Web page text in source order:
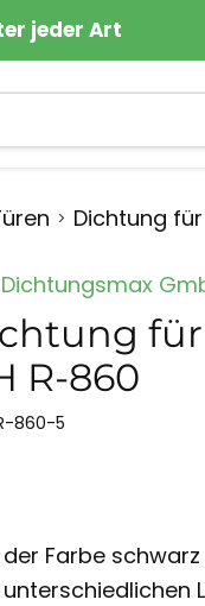
jeder Art
Dichtung
Dichtungsmax
R-860
860-5
der Farbe
unterschiedlichen